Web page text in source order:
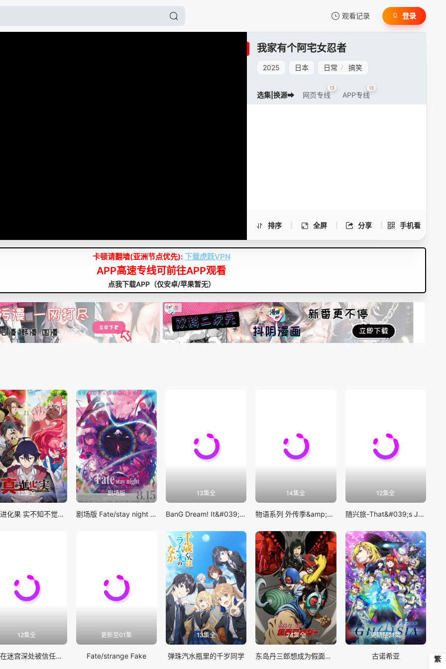
观看记录
我的观影记录
登录
我家有个阿宅女忍者
2025 日本 日常 / 搞笑
排序 全屏 分享 手机看
选集|换源➡ 网页专线
13
APP专线
13
卡顿请翻墙(亚洲节点优先): 下载虎跃VPN
APP高速专线可前往APP观看
点我下载APP（仅安卓/苹果暂无）
12集全
真・进化果 实不知不觉踏上胜利的人生
剧场版
剧场版 Fate/stay night [Heaven&#039;s Feel] III.spring song
13集全
BanG Dream! It&#039;s MyGO!!!!!
14集全
物语系列 外传季&amp;怪物季
12集全
随兴旅-That&#039;s Journey-
12集全
差点在迷宫深处被信任的伙伴杀掉，但靠着天赐技能「无限扭蛋」获得等级9999的伙伴，我要向前队友和世界展开复仇&amp;「给他们好看！」
更新至01集
Fate/strange Fake
13集全
弹珠汽水瓶里的千岁同学
24集全
东岛丹三郎想成为假面骑士
更新至21集
古诺希亚 繁